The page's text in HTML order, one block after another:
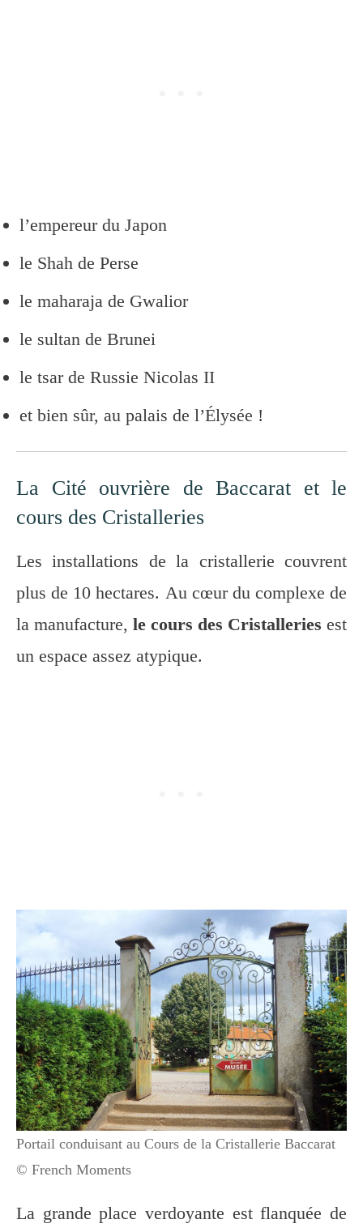
l’empereur du Japon
le Shah de Perse
le maharaja de Gwalior
le sultan de Brunei
le tsar de Russie Nicolas II
et bien sûr, au palais de l’Élysée !
La Cité ouvrière de Baccarat et le
cours des Cristalleries
Les installations de la cristallerie couvrent
plus de 10 hectares. Au cœur du complexe de
la manufacture, le cours des Cristalleries est
un espace assez atypique.
Portail conduisant au Cours de la Cristallerie Baccarat
© French Moments
La grande place verdoyante est flanquée de